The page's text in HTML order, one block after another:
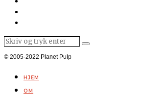
© 2005-2022 Planet Pulp
HJEM
OM